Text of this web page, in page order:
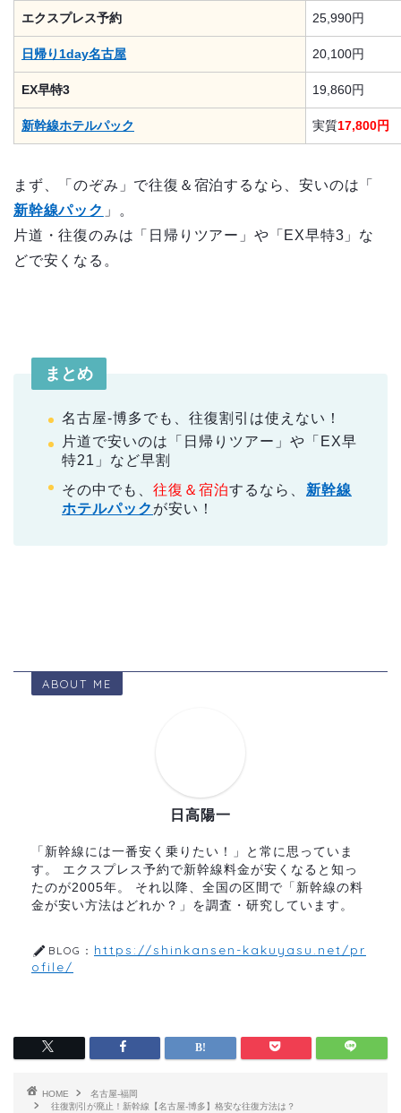
エクスプレス予約 25,990円
日帰り1day名古屋 20,100円
EX早特3 19,860円
新幹線ホテルパック 実質17,800円
まず、「のぞみ」で往復＆宿泊するなら、安いのは「
新幹線パック 」。
片道・往復のみは「日帰りツアー」や「EX早特3」な
どで安くなる。
まとめ
名古屋-博多でも、往復割引は使えない！
片道で安いのは「日帰りツアー」や「EX早
特21」など早割
その中でも、 往復＆宿泊するなら、
新幹線
ホテルパック が安い！
ABOUT ME
日高陽一
「新幹線には一番安く乗りたい！」と常に思っていま
す。 エクスプレス予約で新幹線料金が安くなると知っ
たのが2005年。 それ以降、全国の区間で「新幹線の料
金が安い方法はどれか？」を調査・研究しています。
BLOG： https://shinkansen-kakuyasu.net/pr
ofile/
HOME
名古屋-福岡
往復割引が廃止！新幹線【名古屋-博多】格安な往復方法は？